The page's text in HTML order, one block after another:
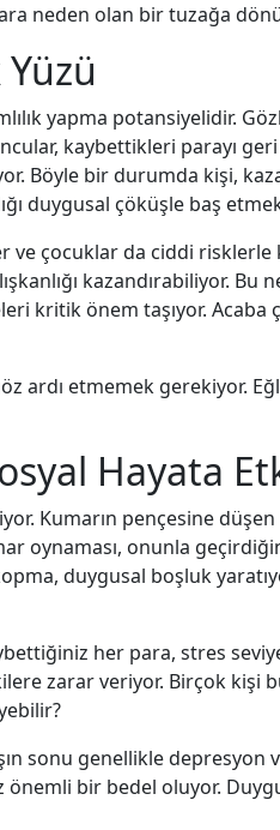
neden olan bir tuzağa
yapma potansiyelidir.
kaybettikleri parayı
Böyle bir durumda kişi,
duygusal çöküşle baş
çocuklar da ciddi risklerle
kazandırabiliyor. Bu
kritik önem taşıyor. Acaba
ardı etmemek gerekiyor.
Hayata
Kumarın pençesine düşen
oynaması, onunla
duygusal boşluk
her para, stres
zarar veriyor. Birçok kişi
sonu genellikle depresyon
bir bedel oluyor.